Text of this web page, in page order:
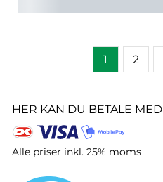
1 2
HER KAN DU BETALE MED
Alle priser inkl. 25% moms